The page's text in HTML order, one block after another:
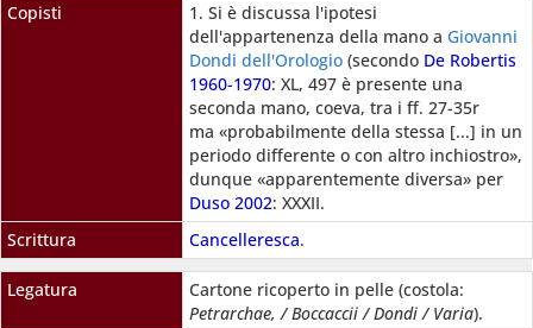
Copisti
1. Si è discussa l'ipotesi
dell'appartenenza della mano a Giovanni
Dondi dell'Orologio (secondo De Robertis
1960-1970: XL, 497 è presente una
seconda mano, coeva, tra i ff. 27-35r
ma «probabilmente della stessa [...] in un
periodo differente o con altro inchiostro»,
dunque «apparentemente diversa» per
Duso 2002: XXXII.
Scrittura
Cancelleresca.
Legatura
Cartone ricoperto in pelle (costola:
Petrarchae, / Boccaccii / Dondi / Varia).